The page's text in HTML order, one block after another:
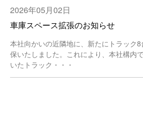
2026年05月02日
車庫スペース拡張のお知らせ
本社向かいの近隣地に、新たにトラック
保いたしました。これにより、本社構内
いたトラック・・・